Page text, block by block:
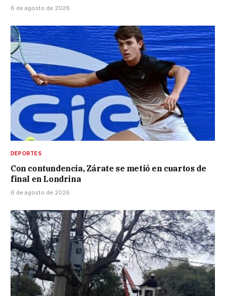
6 de agosto de 2026
DEPORTES
Con contundencia, Zárate se metió en cuartos de
final en Londrina
6 de agosto de 2026